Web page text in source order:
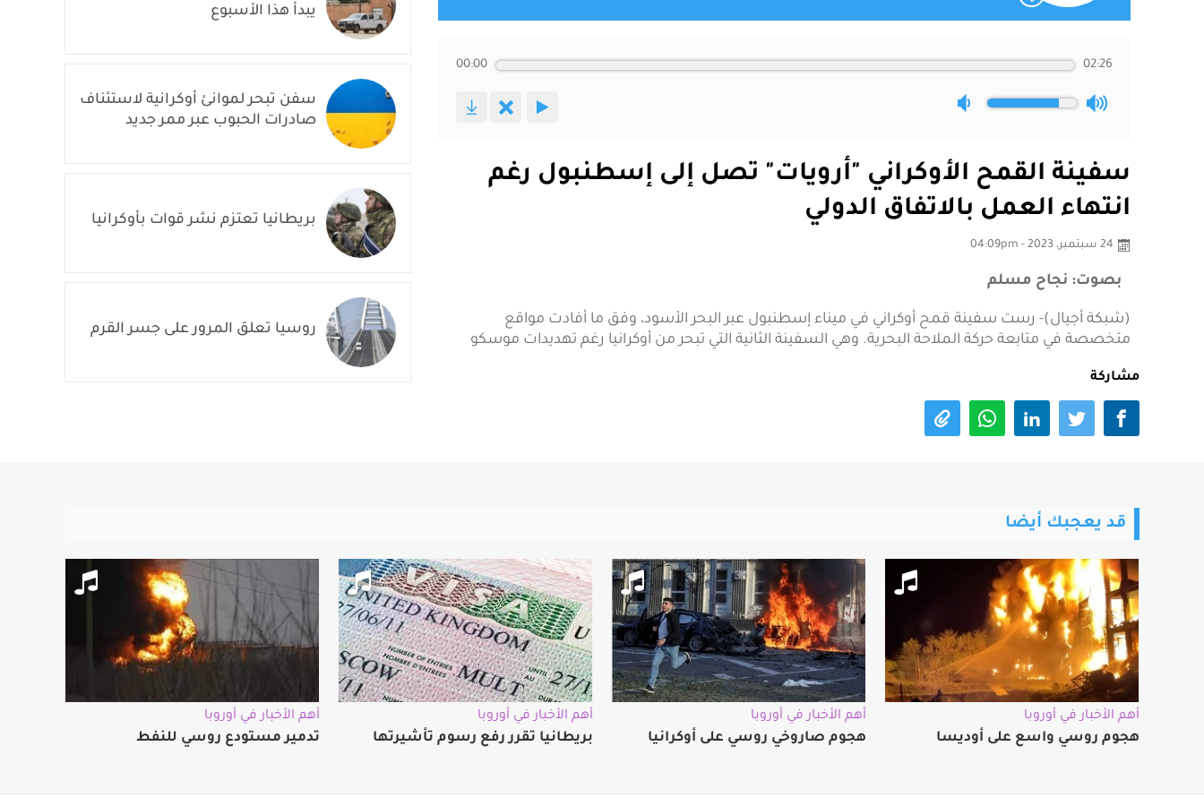
00:00 02:26
سفينة القمح الأوكراني "أرويات" تصل إلى إسطنبول رغم
انتهاء العمل بالاتفاق الدولي
24 سبتمبر، 2023 - 04:09pm
بصوت: نجاح مسلم
(شبكة أجيال)- رست سفينة قمح أوكراني في ميناء إسطنبول عبر البحر الأسود، وفق ما أفادت مواقع
متخصصة في متابعة حركة الملاحة البحرية. وهي السفينة الثانية التي تبحر من أوكرانيا رغم تهديدات موسكو
مشاركة
يبدأ هذا الأسبوع
سفن تبحر لموانئ أوكرانية لاستئناف
صادرات الحبوب عبر ممر جديد
بريطانيا تعتزم نشر قوات بأوكرانيا
روسيا تعلق المرور على جسر القرم
قد يعجبك أيضا
أهم الأخبار في أوروبا
هجوم روسي واسع على أوديسا
أهم الأخبار في أوروبا
هجوم صاروخي روسي على أوكرانيا
أهم الأخبار في أوروبا
بريطانيا تقرر رفع رسوم تأشيرتها
أهم الأخبار في أوروبا
تدمير مستودع روسي للنفط